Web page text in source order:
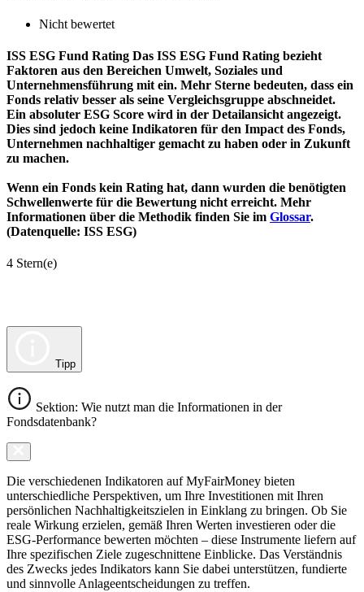
Nicht bewertet
ISS ESG Fund Rating Das ISS ESG Fund Rating bezieht
Faktoren aus den Bereichen Umwelt, Soziales und
Unternehmensführung mit ein. Mehr Sterne bedeuten, dass ein
Fonds relativ besser als seine Vergleichsgruppe abschneidet.
Ein absoluter ESG Score wird in der Detailansicht angezeigt.
Dies sind jedoch keine Indikatoren für den Impact des Fonds,
Unternehmen nachhaltiger gemacht zu haben oder in Zukunft
zu machen.
Wenn ein Fonds kein Rating hat, dann wurden die benötigten
Schwellenwerte für die Bewertung nicht erreicht. Mehr
Informationen über die Methodik finden Sie im Glossar.
(Datenquelle: ISS ESG)
4 Stern(e)
Tipp
Sektion: Wie nutzt man die Informationen in der
Fondsdatenbank?
Die verschiedenen Indikatoren auf MyFairMoney bieten
unterschiedliche Perspektiven, um Ihre Investitionen mit Ihren
persönlichen Nachhaltigkeitszielen in Einklang zu bringen. Ob Sie
reale Wirkung erzielen, gemäß Ihren Werten investieren oder die
ESG-Performance bewerten möchten – diese Instrumente liefern auf
Ihre spezifischen Ziele zugeschnittene Einblicke. Das Verständnis
des Zwecks jedes Indikators kann Sie dabei unterstützen, fundierte
und sinnvolle Anlageentscheidungen zu treffen.